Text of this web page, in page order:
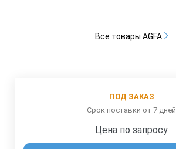
Все товары AGFA
ПОД ЗАКАЗ
Срок поставки от 7 дней
Цена по запросу